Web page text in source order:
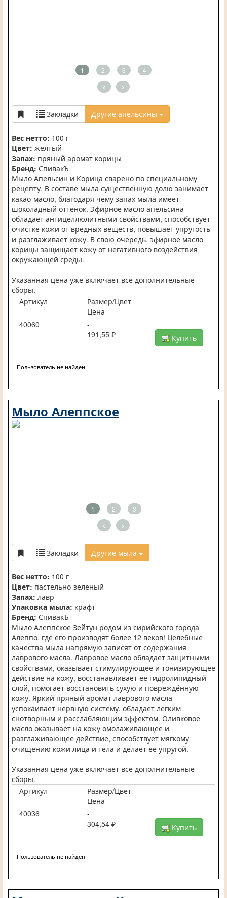
1 2 3 4
< >
Закладки Другие апельсины
Вес нетто: 100 г
Цвет: желтый
Запах: пряный аромат корицы
Бренд: СпивакЪ
Мыло Апельсин и Корица сварено по специальному
рецепту. В составе мыла существенную долю занимает
какао-масло, благодаря чему запах мыла имеет
шоколадный оттенок. Эфирное масло апельсина
обладает антицеллюлитными свойствами, способствует
очистке кожи от вредных веществ, повышает упругость
и разглаживает кожу. В свою очередь, эфирное масло
корицы защищает кожу от негативного воздействия
окружающей среды.
Указанная цена уже включает все дополнительные
сборы.
Артикул
Размер/Цвет
Цена
40060
-
191,55 ₽
Купить
Пользователь не найден
Мыло Алеппское
1 2 3
< >
Закладки Другие мыла
Вес нетто: 100 г
Цвет: пастельно-зеленый
Запах: лавр
Упаковка мыла: крафт
Бренд: СпивакЪ
Мыло Алеппское Зейтун родом из сирийского города
Алеппо, где его производят более 12 веков! Целебные
качества мыла напрямую зависят от содержания
лаврового масла. Лавровое масло обладает защитными
свойствами, оказывает стимулирующее и тонизирующее
действие на кожу, восстанавливает ее гидролипидный
слой, помогает восстановить сухую и повреждённую
кожу. Яркий пряный аромат лаврового масла
успокаивает нервную систему, обладает легким
снотворным и расслабляющим эффектом. Оливковое
масло оказывает на кожу омолаживающее и
разглаживающее действие, способствует мягкому
очищению кожи лица и тела и делает ее упругой.
Указанная цена уже включает все дополнительные
сборы.
Артикул
Размер/Цвет
Цена
40036
-
304,54 ₽
Купить
Пользователь не найден